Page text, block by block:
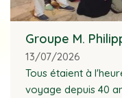
Groupe M.
13/07/2026
Tous étaient à
voyage depuis 40